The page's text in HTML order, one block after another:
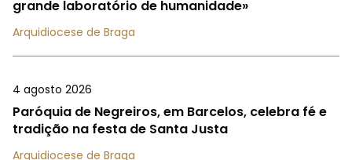
grande laboratório de humanidade»
Arquidiocese de Braga
4 agosto 2026
Paróquia de Negreiros, em Barcelos, celebra fé e
tradição na festa de Santa Justa
Arquidiocese de Braga